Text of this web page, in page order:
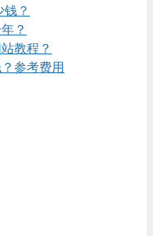
？
？
教程？
参考费用